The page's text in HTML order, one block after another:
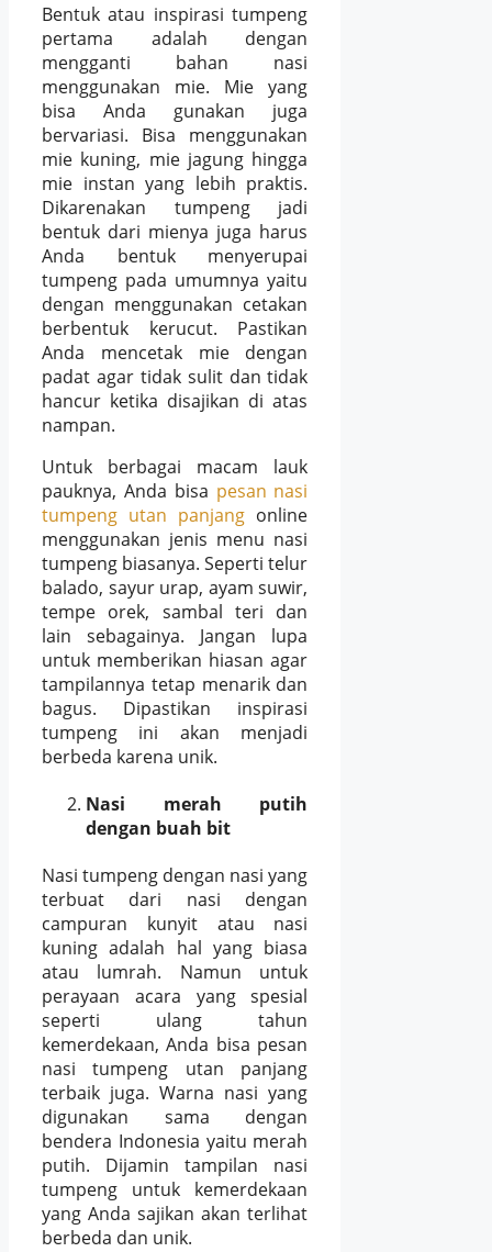
Bentuk atau inspirasi tumpeng
pertama adalah dengan
mengganti bahan nasi
menggunakan mie. Mie yang
bisa Anda gunakan juga
bervariasi. Bisa menggunakan
mie kuning, mie jagung hingga
mie instan yang lebih praktis.
Dikarenakan tumpeng jadi
bentuk dari mienya juga harus
Anda bentuk menyerupai
tumpeng pada umumnya yaitu
dengan menggunakan cetakan
berbentuk kerucut. Pastikan
Anda mencetak mie dengan
padat agar tidak sulit dan tidak
hancur ketika disajikan di atas
nampan.
Untuk berbagai macam lauk
pauknya, Anda bisa pesan nasi
tumpeng utan panjang online
menggunakan jenis menu nasi
tumpeng biasanya. Seperti telur
balado, sayur urap, ayam suwir,
tempe orek, sambal teri dan
lain sebagainya. Jangan lupa
untuk memberikan hiasan agar
tampilannya tetap menarik dan
bagus. Dipastikan inspirasi
tumpeng ini akan menjadi
berbeda karena unik.
Nasi merah putih
dengan buah bit
Nasi tumpeng dengan nasi yang
terbuat dari nasi dengan
campuran kunyit atau nasi
kuning adalah hal yang biasa
atau lumrah. Namun untuk
perayaan acara yang spesial
seperti ulang tahun
kemerdekaan, Anda bisa pesan
nasi tumpeng utan panjang
terbaik juga. Warna nasi yang
digunakan sama dengan
bendera Indonesia yaitu merah
putih. Dijamin tampilan nasi
tumpeng untuk kemerdekaan
yang Anda sajikan akan terlihat
berbeda dan unik.